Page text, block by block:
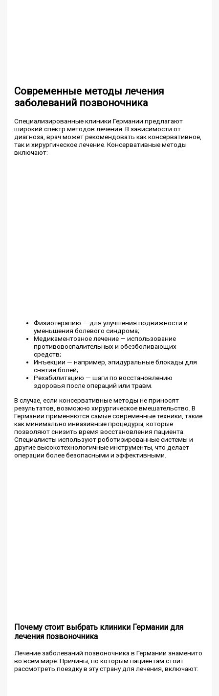
Современные методы лечения
заболеваний позвоночника
Специализированные клиники Германии предлагают
широкий спектр методов лечения. В зависимости от
диагноза, врач может рекомендовать как консервативное,
так и хирургическое лечение. Консервативные методы
включают:
Физиотерапию — для улучшения подвижности и
уменьшения болевого синдрома;
Медикаментозное лечение — использование
противовоспалительных и обезболивающих
средств;
Инъекции — например, эпидуральные блокады для
снятия болей;
Рехабилитацию — шаги по восстановлению
здоровья после операций или травм.
В случае, если консервативные методы не приносят
результатов, возможно хирургическое вмешательство. В
Германии применяются самые современные техники, такие
как минимально инвазивные процедуры, которые
позволяют снизить время восстановления пациента.
Специалисты используют роботизированные системы и
другие высокотехнологичные инструменты, что делает
операции более безопасными и эффективными.
Почему стоит выбрать клиники Германии для
лечения позвоночника
Лечение заболеваний позвоночника в Германии знаменито
во всем мире. Причины, по которым пациентам стоит
рассмотреть поездку в эту страну для лечения, включают: